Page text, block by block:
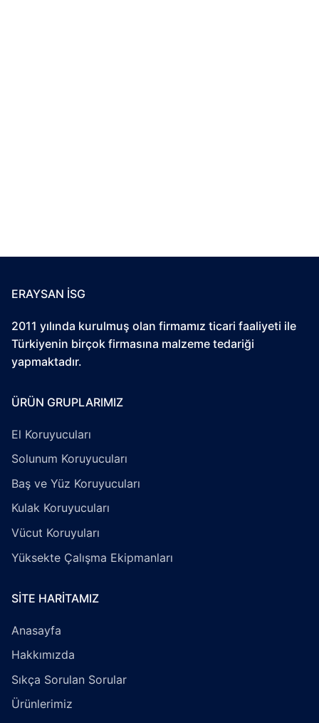
ERAYSAN İSG
2011 yılında kurulmuş olan firmamız ticari faaliyeti ile
Türkiyenin birçok firmasına malzeme tedariği
yapmaktadır.
ÜRÜN GRUPLARIMIZ
El Koruyucuları
Solunum Koruyucuları
Baş ve Yüz Koruyucuları
Kulak Koruyucuları
Vücut Koruyuları
Yüksekte Çalışma Ekipmanları
SITE HARITAMIZ
Anasayfa
Hakkımızda
Sıkça Sorulan Sorular
Ürünlerimiz